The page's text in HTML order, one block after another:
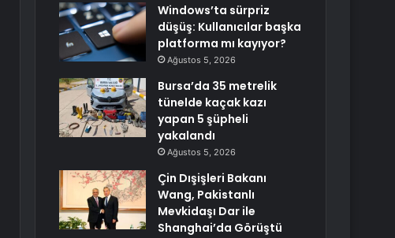
Windows’ta sürpriz
düşüş: Kullanıcılar başka
platforma mı kayıyor?
Ağustos 5, 2026
Bursa’da 35 metrelik
tünelde kaçak kazı
yapan 5 şüpheli
yakalandı
Ağustos 5, 2026
Çin Dışişleri Bakanı
Wang, Pakistanlı
Mevkidaşı Dar ile
Shanghai’da Görüştü